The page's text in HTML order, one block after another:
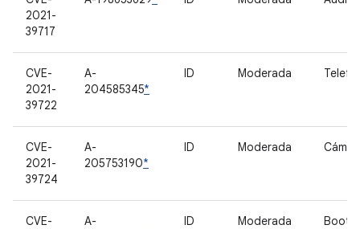
2021-
39717
CVE-
2021-
39722
A-
204585345*
ID Moderada
CVE-
2021-
39724
A-
205753190*
ID Moderada
CVE-
A-
ID Moderada